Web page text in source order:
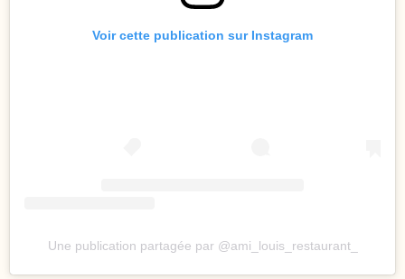
Voir cette publication sur Instagram
Une publication partagée par @ami_louis_restaurant_